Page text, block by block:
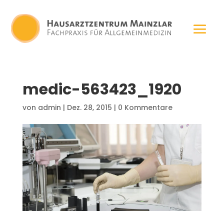
medic-563423_1920
von admin | Dez. 28, 2015 | 0 Kommentare